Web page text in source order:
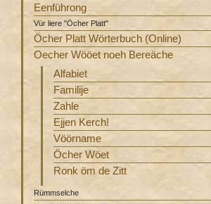
Eenführong
Vür liere "Öcher Platt"
Öcher Platt Wörterbuch (Online)
Oecher Wööet noeh Bereäche
Alfabiet
Familije
Zahle
Ejjen Kerch!
Vöörname
Öcher Wöet
Ronk öm de Zitt
Rümmselche